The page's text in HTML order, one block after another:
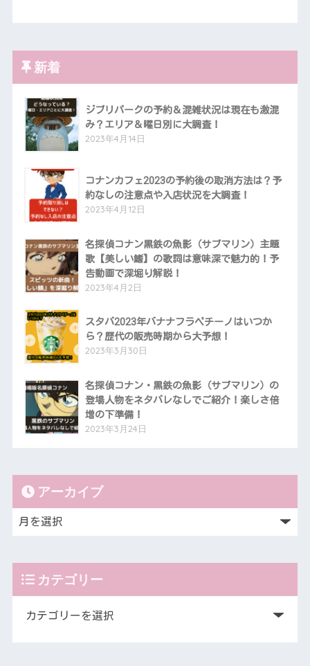
新着
ジブリパークの予約＆混雑状況は現在も激混
み？エリア＆曜日別に大調査！
2023年4月14日
コナンカフェ2023の予約後の取消方法は？予
約なしの注意点や入店状況を大調査！
2023年4月12日
名探偵コナン黒鉄の魚影（サブマリン）主題
歌【美しい鰭】の歌詞は意味深で魅力的！予
告動画で深堀り解説！
2023年4月2日
スタバ2023年バナナフラペチーノはいつか
ら？歴代の販売時期から大予想！
2023年3月30日
名探偵コナン・黒鉄の魚影（サブマリン）の
登場人物をネタバレなしでご紹介！楽しさ倍
増の下準備！
2023年3月24日
アーカイブ
カテゴリー